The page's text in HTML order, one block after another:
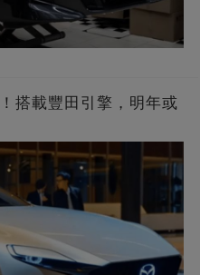
搭載豐田引擎，明年或